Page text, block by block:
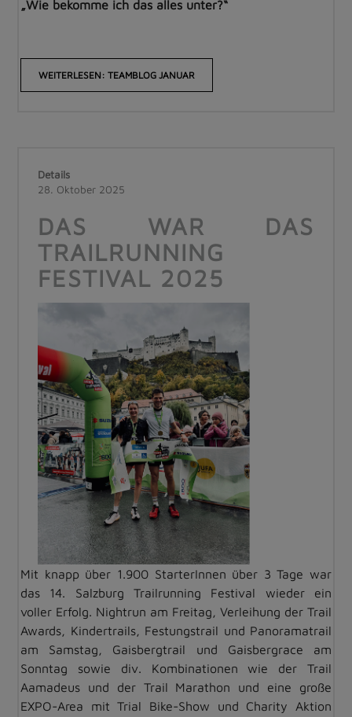
„Wie bekomme ich das alles unter?“
WEITERLESEN: TEAMBLOG JANUAR
Details
28. Oktober 2025
DAS WAR DAS
TRAILRUNNING
FESTIVAL 2025
Mit knapp über 1.900 StarterInnen über 3 Tage war
das 14. Salzburg Trailrunning Festival wieder ein
voller Erfolg. Nightrun am Freitag, Verleihung der Trail
Awards, Kindertrails, Festungstrail und Panoramatrail
am Samstag, Gaisbergtrail und Gaisbergrace am
Sonntag sowie div. Kombinationen wie der Trail
Aamadeus und der Trail Marathon und eine große
EXPO-Area mit Trial Bike-Show und Charity Aktion